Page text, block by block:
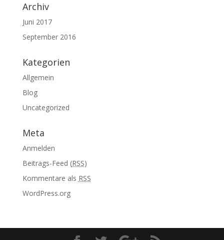
Archiv
Juni 2017
September 2016
Kategorien
Allgemein
Blog
Uncategorized
Meta
Anmelden
Beitrags-Feed (RSS)
Kommentare als RSS
WordPress.org